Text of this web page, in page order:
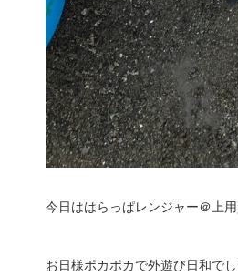
今日ははらっぱレンジャー＠上
お日様ポカポカで外遊び日和で